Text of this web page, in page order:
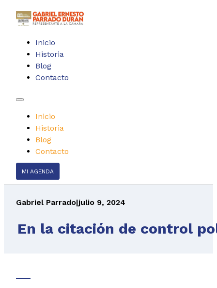
Inicio
Historia
Blog
Contacto
Inicio
Historia
Blog
Contacto
MI AGENDA
Gabriel Parrado|julio 9, 2024
En la citación de control